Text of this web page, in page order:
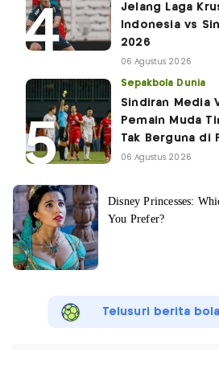
Jelang Laga
Indonesia vs
2026
06 Agustus 2026
Sepakbola Dunia
Sindiran Media
Pemain Muda
Tak Berguna di
06 Agustus 2026
Telusuri berita